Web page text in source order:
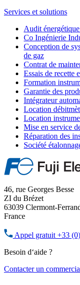
Services et solutions
Audit
Co Ingénierie
Conception de
de gaz
Contrat de
Essais de recette
Formation
Garantie des
Intégrateur
Location
Location
Mise en service
Réparation des
Société
46, rue Georges Besse
ZI du Brézet
63039 Clermont-
France
Appel gratuit +33
Besoin d‘aide ?
Contacter un